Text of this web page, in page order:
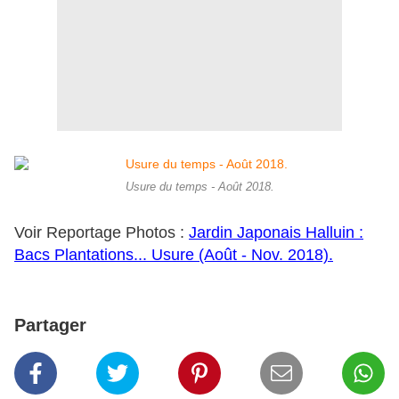
Usure du temps - Août 2018.
Voir Reportage Photos : Jardin Japonais Halluin :
Bacs Plantations... Usure (Août - Nov. 2018).
Partager